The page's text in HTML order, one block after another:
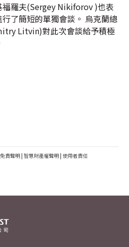
福羅夫(Sergey Nikiforov )也表
了簡短的單獨會談。 烏克蘭總
Litvin)對此次會談給予積極
責聲明 | 智慧財產權聲明 | 使用者責任